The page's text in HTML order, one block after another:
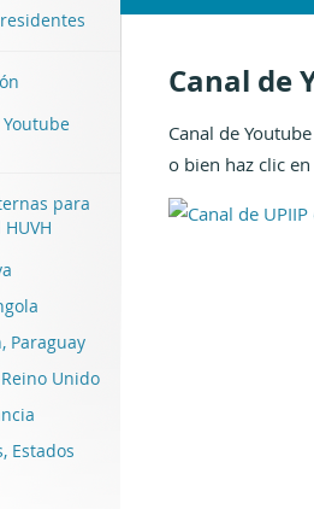
para
Paraguay
Unido
Estados
Canal de
Canal de
o bien haz clic